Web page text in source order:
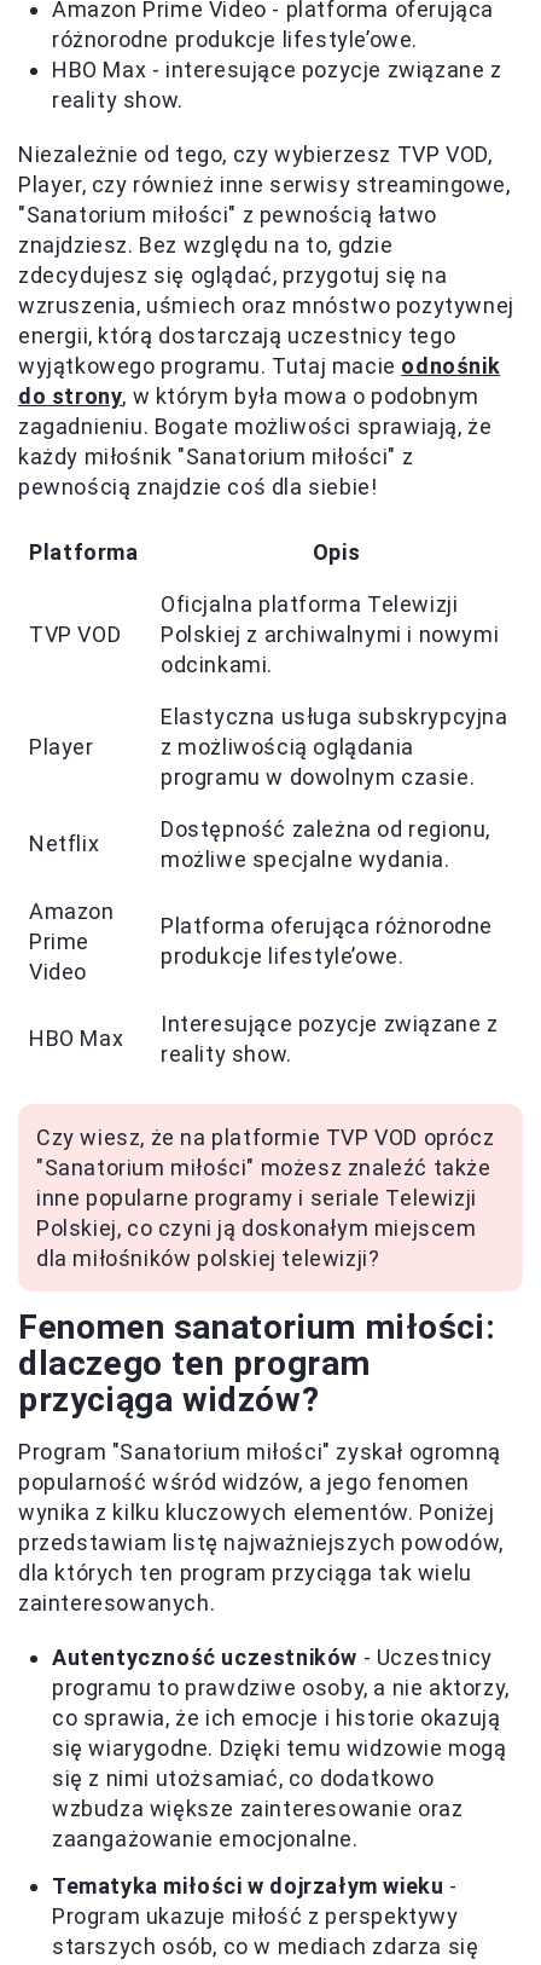
Amazon Prime Video - platforma oferująca
różnorodne produkcje lifestyle’owe.
HBO Max - interesujące pozycje związane z
reality show.
Niezależnie od tego, czy wybierzesz TVP VOD,
Player, czy również inne serwisy streamingowe,
"Sanatorium miłości" z pewnością łatwo
znajdziesz. Bez względu na to, gdzie
zdecydujesz się oglądać, przygotuj się na
wzruszenia, uśmiech oraz mnóstwo pozytywnej
energii, którą dostarczają uczestnicy tego
wyjątkowego programu. Tutaj macie odnośnik
do strony, w którym była mowa o podobnym
zagadnieniu. Bogate możliwości sprawiają, że
każdy miłośnik "Sanatorium miłości" z
pewnością znajdzie coś dla siebie!
Platforma Opis
TVP VOD
Oficjalna platforma Telewizji
Polskiej z archiwalnymi i nowymi
odcinkami.
Player
Elastyczna usługa subskrypcyjna
z możliwością oglądania
programu w dowolnym czasie.
Netflix
Dostępność zależna od regionu,
możliwe specjalne wydania.
Amazon
Prime
Video
Platforma oferująca różnorodne
produkcje lifestyle’owe.
HBO Max
Interesujące pozycje związane z
reality show.
Czy wiesz, że na platformie TVP VOD oprócz
"Sanatorium miłości" możesz znaleźć także
inne popularne programy i seriale Telewizji
Polskiej, co czyni ją doskonałym miejscem
dla miłośników polskiej telewizji?
Fenomen sanatorium miłości:
dlaczego ten program
przyciąga widzów?
Program "Sanatorium miłości" zyskał ogromną
popularność wśród widzów, a jego fenomen
wynika z kilku kluczowych elementów. Poniżej
przedstawiam listę najważniejszych powodów,
dla których ten program przyciąga tak wielu
zainteresowanych.
Autentyczność uczestników - Uczestnicy
programu to prawdziwe osoby, a nie aktorzy,
co sprawia, że ich emocje i historie okazują
się wiarygodne. Dzięki temu widzowie mogą
się z nimi utożsamiać, co dodatkowo
wzbudza większe zainteresowanie oraz
zaangażowanie emocjonalne.
Tematyka miłości w dojrzałym wieku -
Program ukazuje miłość z perspektywy
starszych osób, co w mediach zdarza się